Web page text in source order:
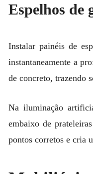
Espelhos de
Instalar painéis de
instantaneamente a
de concreto, trazendo
Na iluminação
embaixo de
pontos corretos e cria